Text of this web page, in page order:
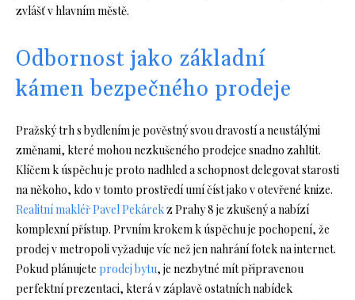
zvlášť v hlavním městě.
Odbornost jako základní
kámen bezpečného prodeje
Pražský trh s bydlením je pověstný svou dravostí a neustálými
změnami, které mohou nezkušeného prodejce snadno zahltit.
Klíčem k úspěchu je proto nadhled a schopnost delegovat starosti
na někoho, kdo v tomto prostředí umí číst jako v otevřené knize.
Realitní makléř Pavel Pekárekz Prahy 8 je zkušený a nabízí
komplexní přístup. Prvním krokem k úspěchu je pochopení, že
prodej v metropoli vyžaduje víc než jen nahrání fotek na internet.
Pokud plánujete prodej bytu, je nezbytné mít připravenou
perfektní prezentaci, která v záplavě ostatních nabídek